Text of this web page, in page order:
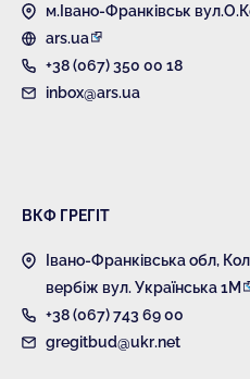
м.Івано-Франківськ
ars.ua
+38 (067) 350 00 18
inbox@ars.ua
ВКФ ГРЕГІТ
Івано-Франківська обл,
вербіж вул. Українська 1М
+38 (067) 743 69 00
gregitbud@ukr.net